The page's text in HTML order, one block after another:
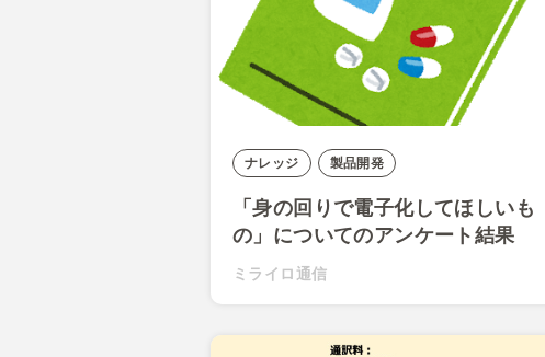
ナレッジ 製品開発
「身の回りで電子化してほしいも
の」についてのアンケート結果
ミライロ通信